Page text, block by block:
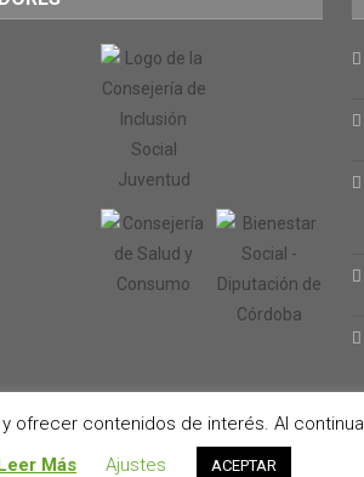
contenidos de interés. Al
Más Ajustes ACEPTAR